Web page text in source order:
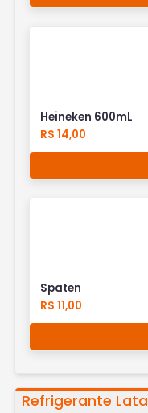
Heineken 600mL
R$ 14,00
Spaten
R$ 11,00
Refrigerante Lata